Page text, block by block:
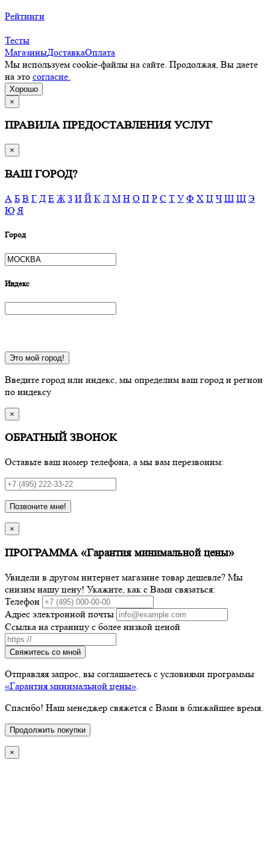
Рейтинги
Тесты
МагазиныДоставкаОплата
Мы используем cookie-файлы на сайте. Продолжая, Вы даете
на это согласие.
Хорошо
×
ПРАВИЛА ПРЕДОСТАВЛЕНИЯ УСЛУГ
×
ВАШ ГОРОД?
А Б В Г Д Е Ж З И Й К Л М Н О П Р С Т У Ф Х Ц Ч Ш Щ Э
Ю Я
Город
Индекс
Это мой город!
Введите город или индекс, мы определим ваш город и регион
по индексу
×
ОБРАТНЫЙ ЗВОНОК
Оставьте ваш номер телефона, а мы вам перезвоним:
Позвоните мне!
×
ПРОГРАММА «Гарантия минимальной цены»
Увидели в другом интернет магазине товар дешевле? Мы
снизим нашу цену! Укажите, как с Вами связаться:
Телефон
Адрес электронной почты
Ссылка на страницу с более низкой ценой
Свяжитесь со мной
Отправляя запрос, вы соглашаетесь с условиями программы
«Гарантия минимальной цены»
Спасибо! Наш менеджер свяжется с Вами в ближайшее время.
Продолжить покупки
×